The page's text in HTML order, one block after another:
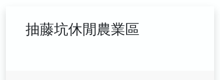
抽藤坑休閒農業區